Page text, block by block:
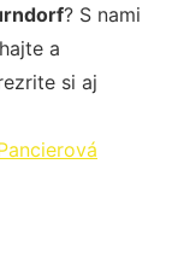
? S nami
a
si aj